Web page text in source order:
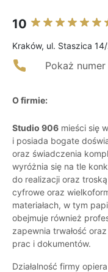
10
Kraków, ul. Staszica
Pokaż
O firmie:
Studio 906 mieści się
i posiada bogate
oraz świadczenia
wyróżnia się na tle
do realizacji oraz
cyfrowe oraz
materiałach, w tym
obejmuje również
zapewnia trwałość
prac i dokumentów.
Działalność firmy